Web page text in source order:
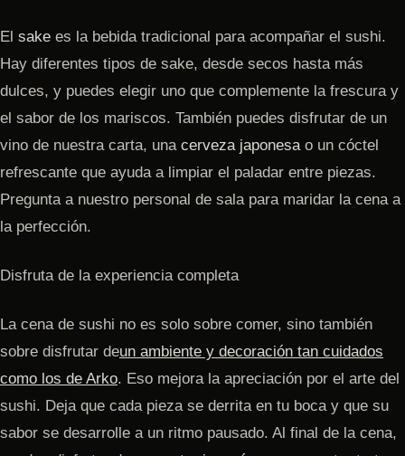
El sake es la bebida tradicional para acompañar el sushi.
Hay diferentes tipos de sake, desde secos hasta más
dulces, y puedes elegir uno que complemente la frescura y
el sabor de los mariscos. También puedes disfrutar de un
vino de nuestra carta, una cerveza japonesa o un cóctel
refrescante que ayuda a limpiar el paladar entre piezas.
Pregunta a nuestro personal de sala para maridar la cena a
la perfección.
Disfruta de la experiencia completa
La cena de sushi no es solo sobre comer, sino también
sobre disfrutar deun ambiente y decoración tan cuidados
como los de Arko. Eso mejora la apreciación por el arte del
sushi. Deja que cada pieza se derrita en tu boca y que su
sabor se desarrolle a un ritmo pausado. Al final de la cena,